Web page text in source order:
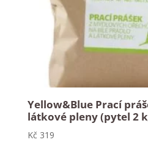
Yellow&Blue Prací
látkové pleny (pytel 2
Kč 319